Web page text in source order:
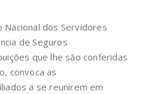
dos Servidores
de Seguros
que lhe são conferidas
convoca as
a se reunirem em